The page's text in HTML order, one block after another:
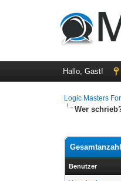
Hallo, Gast!
Logic Masters
Wer
Benutzer